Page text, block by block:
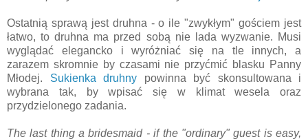
Ostatnią sprawą jest druhna - o ile "zwykłym" gościem jest
łatwo, to druhna ma przed sobą nie lada wyzwanie. Musi
wyglądać elegancko i wyróżniać się na tle innych, a
zarazem skromnie by czasami nie przyćmić blasku Panny
Młodej. Sukienka druhny powinna być skonsultowana i
wybrana tak, by wpisać się w klimat wesela oraz
przydzielonego zadania.
The last thing a bridesmaid - if the "ordinary" guest is easy,